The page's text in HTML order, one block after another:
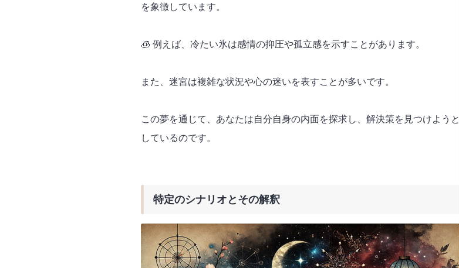
を象徴しています。
🧊 例えば、冷たい氷は感情の抑圧や孤立感を示すことがあります。
また、迷宮は複雑な状況や心の迷いを表すことが多いです。
この夢を通じて、あなたは自分自身の内面を探求し、解決策を見つけようと
しているのです。
特定のシナリオとその解釈